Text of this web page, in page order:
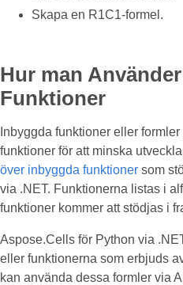
Skapa en R1C1-formel.
Hur man
Funktioner
Inbyggda funktioner eller
funktioner för att minska
över inbyggda funktioner som
via .NET. Funktionerna listas i
funktioner kommer att stödjas i
Aspose.Cells för Python via
eller funktionerna som erbjuds
kan använda dessa formler via